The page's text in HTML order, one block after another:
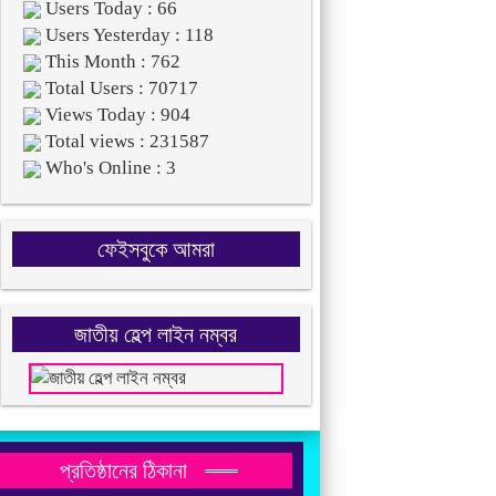
Users Today : 66
Users Yesterday : 118
This Month : 762
Total Users : 70717
Views Today : 904
Total views : 231587
Who's Online : 3
ফেইসবুকে আমরা
জাতীয় হেল্প লাইন নম্বর
প্রতিষ্ঠানের ঠিকানা